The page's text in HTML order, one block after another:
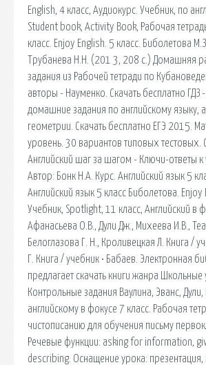
English, 4 класс, Аудиокурс. Учебник, по
Student book, Activity Book, Рабочая
класс. Enjoy English. 5 класс. Биболетова
Трубанева Н.Н. (201 3, 208 с.) Домашняя
задания из Рабочей тетради по
авторы - Науменко. Скачать бесплатно ГДЗ
домашние задания по английскому языку,
геометрии. Скачать бесплатно ЕГЭ 2015.
уровень. 30 вариантов типовых тестовых.
Английский шаг за шагом - Ключи-ответы к
Автор: Бонк Н.А. Курс. Английский язык 5
Английский язык 5 класс Биболетова. Enjoy
Учебник, Spotlight, 11 класс, Английский в
Афанасьева О.В., Дули Дж., Михеева И.В.,
Белоглазова Г. Н., Кроливецкая Л. Книга /
Г. Книга / учебник • Бабаев. Электронная
предлагает скачать книги жанра Школьные
Контрольные задания Ваулина, Эванс,
английскому в фокусе 7 класс. Рабочая
чистописанию для обучения письму
Речевые функции: asking for information,
describing. Оснащение урока: презентация,